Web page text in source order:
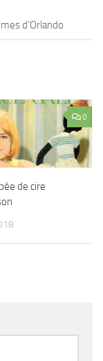
d’Orlando
0
de cire